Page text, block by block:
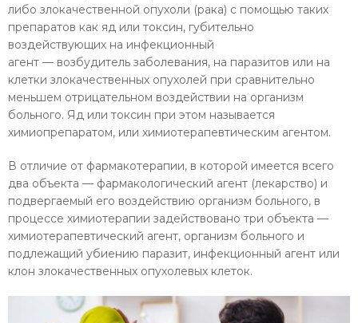
либо злокачественной опухоли (рака) с помощью таких
препаратов как яд или токсин, губительно
воздействующих на инфекционный
агент — возбудитель заболевания, на паразитов или на
клетки злокачественных опухолей при сравнительно
меньшем отрицательном воздействии на организм
больного. Яд или токсин при этом называется
химиопрепаратом, или химиотерапевтическим агентом.
В отличие от фармакотерапии, в которой имеется всего
два объекта — фармакологический агент (лекарство) и
подвергаемый его воздействию организм больного, в
процессе химиотерапии задействовано три объекта —
химиотерапевтический агент, организм больного и
подлежащий убиению паразит, инфекционный агент или
клон злокачественных опухолевых клеток.